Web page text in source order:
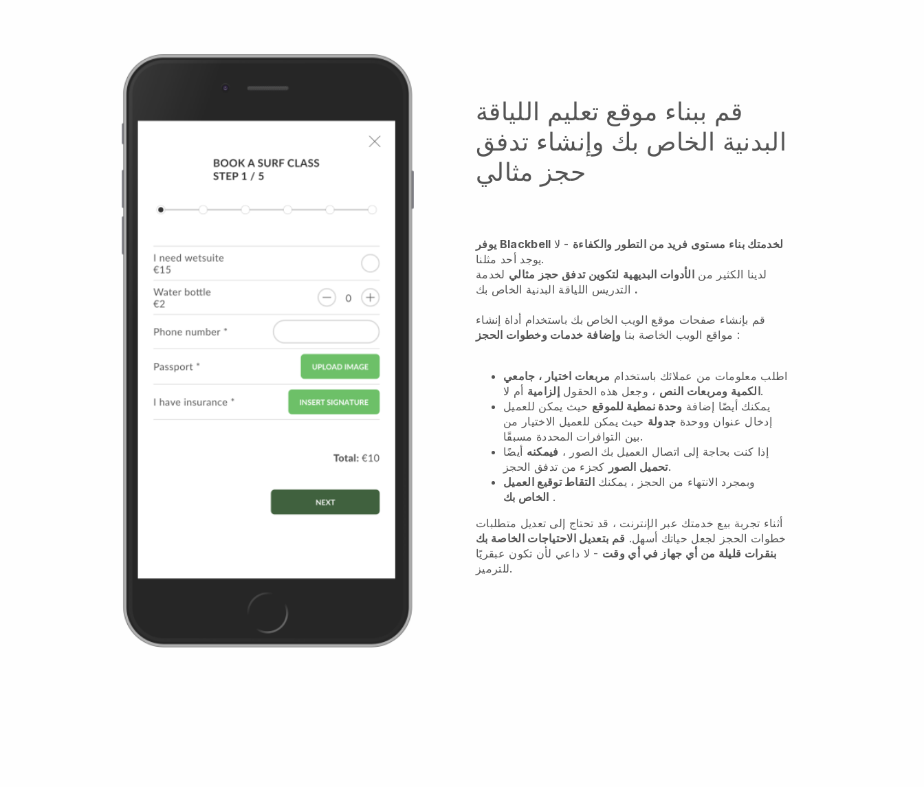
قم ببناء موقع تعليم اللياقة
البدنية الخاص بك وإنشاء تدفق
حجز مثالي
يوفر Blackbell لخدمتك بناء مستوى فريد من التطور والكفاءة - لا
يوجد أحد مثلنا.
لدينا الكثير من الأدوات البديهية لتكوين تدفق حجز مثالي لخدمة
التدريس اللياقة البدنية الخاص بك .
قم بإنشاء صفحات موقع الويب الخاص بك باستخدام أداة إنشاء
مواقع الويب الخاصة بنا وإضافة خدمات وخطوات الحجز :
اطلب معلومات من عملائك باستخدام مربعات اختيار ، جامعي
الكمية ومربعات النص ، وجعل هذه الحقولإلزامية
أم لا.
يمكنك أيضًا إضافة وحدة نمطية للموقع حيث يمكن للعميل
إدخال عنوان ووحدة جدولة حيث يمكن للعميل الاختيار من
بين التوافرات المحددة مسبقًا.
إذا كنت بحاجة إلى اتصال العميل بك الصور ، فيمكنه أيضًا
تحميل الصوركجزء من تدفق الحجز.
وبمجرد الانتهاء من الحجز ، يمكنك التقاط توقيع العميل
الخاص بك .
أثناء تجربة بيع خدمتك عبر الإنترنت ، قد تحتاج إلى تعديل متطلبات
خطوات الحجز لجعل حياتك أسهل. قم بتعديل الاحتياجات الخاصة بك
بنقرات قليلة من أي جهاز في أي وقت - لا داعي لأن تكون عبقريًا
للترميز.